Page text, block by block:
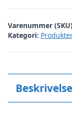
Varenummer
Kategori:
Beskrivelse